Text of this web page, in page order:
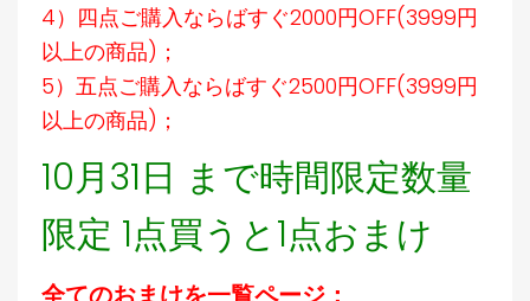
4）四点ご購入ならばすぐ2000円OFF(3999円
以上の商品)；
5）五点ご購入ならばすぐ2500円OFF(3999円
以上の商品)；
10月31日 まで時間限定数量
限定 1点買うと1点おまけ